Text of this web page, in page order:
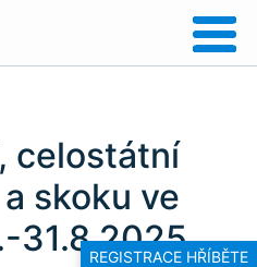
REGISTRACE HŘÍBĚTE
celostátní
skoku ve
31.8.2025